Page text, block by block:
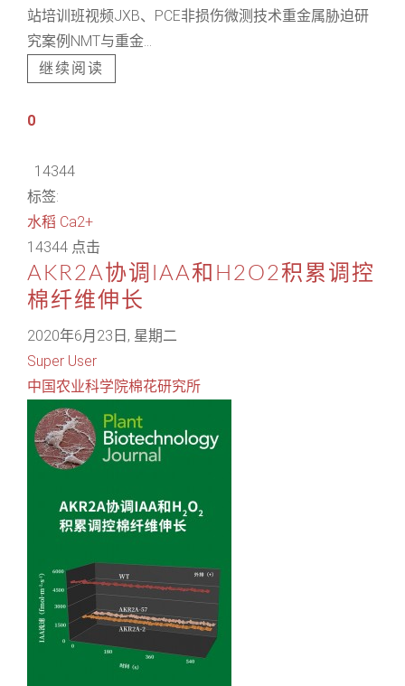
站培训班视频JXB、PCE非损伤微测技术重金属胁迫研
究案例NMT与重金...
继续阅读
0
14344
标签:
水稻 Ca2+
14344 点击
AKR2A协调IAA和H2O2积累调控
棉纤维伸长
2020年6月23日, 星期二
Super User
中国农业科学院棉花研究所